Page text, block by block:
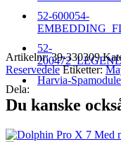
52-600054-
52-
Harvia-
Artikelnr:39-330309
Reservedele Etiketter:
Dela:
Du kanske